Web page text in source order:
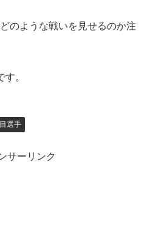
のような戦いを見せるのか注
。
選手
サーリンク